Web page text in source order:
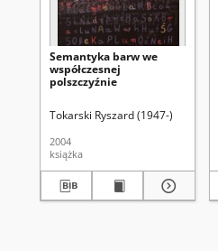
Semantyka barw we
współczesnej
polszczyźnie
Tokarski Ryszard (1947-)
2004
książka